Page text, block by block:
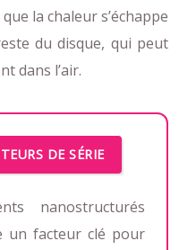
la chaleur s’échappe
du disque, qui peut
dans l’air.
DE SÉRIE
nanostructurés
un facteur clé pour